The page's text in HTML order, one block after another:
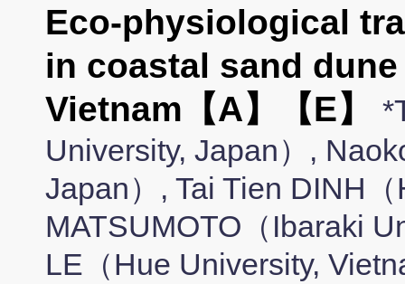
Eco-physiological
in coastal sand
Vietnam【A】【E】
University, Japan）,
Japan）, Tai Tien DINH
MATSUMOTO（Ibaraki
LE（Hue University,